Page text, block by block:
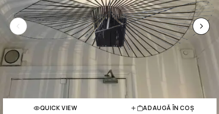
QUICK VIEW ADAUGĂ ÎN COȘ